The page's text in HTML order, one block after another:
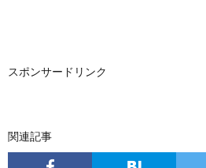
スポンサードリンク
関連記事